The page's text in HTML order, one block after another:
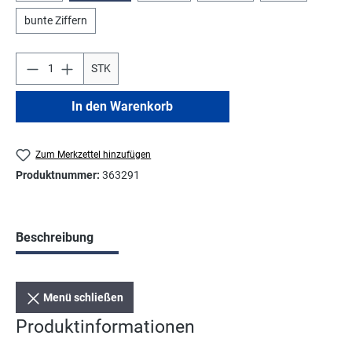
bunte Ziffern
STK
In den Warenkorb
Zum Merkzettel hinzufügen
Produktnummer: 363291
Beschreibung
Menü schließen
Produktinformationen